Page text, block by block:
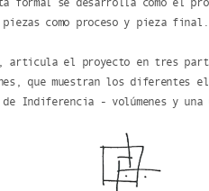
como proceso y pieza final.
el proyecto en tres
que muestran los diferentes
de Indiferencia - volúmenes y